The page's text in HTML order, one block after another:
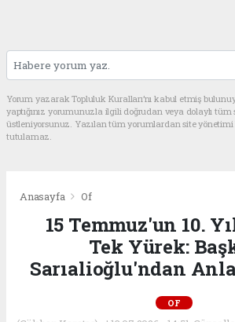
Yorum yazarak Topluluk Kuralları’nı kabul etmiş
yaptığınız yorumunuzla ilgili doğrudan veya dolaylı tüm
üstleniyorsunuz. Yazılan tüm yorumlardan site
tutulamaz.
Anasayfa Of
15 Temmuz'un 10.
Tek Yürek:
Sarıalioğlu'ndan
OF